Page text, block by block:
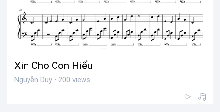
Xin Cho Con Hiểu
Nguyễn Duy • 200 views